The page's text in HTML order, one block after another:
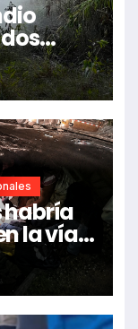
habría
la vía e